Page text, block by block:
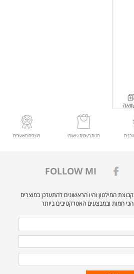
חנות רשמית שיאומי מוצרים מאושרים
FOLLOW MI
המילטון והיו הראשונים להתעדכן במוצרים
חמות ובמבצעים האטרקטיבים ביותר